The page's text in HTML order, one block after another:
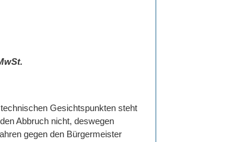
Gesichtspunkten steht
Abbruch nicht, deswegen
gegen den Bürgermeister